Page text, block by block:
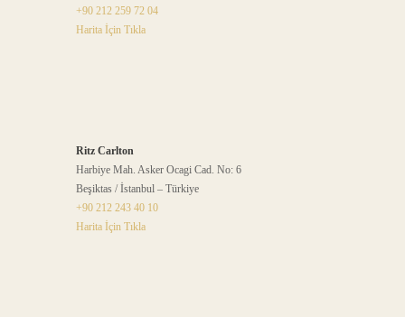
+90 212 259 72 04
Harita İçin Tıkla
Ritz Carlton
Harbiye Mah. Asker Ocagi Cad. No: 6
Beşiktas / İstanbul – Türkiye
+90 212 243 40 10
Harita İçin Tıkla